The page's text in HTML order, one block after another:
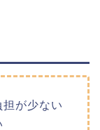
が少ない